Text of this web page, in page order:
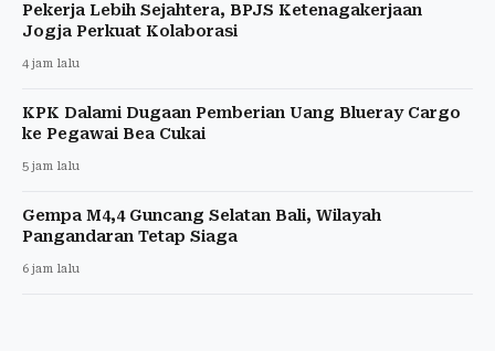
Pekerja Lebih Sejahtera, BPJS Ketenagakerjaan
Jogja Perkuat Kolaborasi
4 jam lalu
KPK Dalami Dugaan Pemberian Uang Blueray Cargo
ke Pegawai Bea Cukai
5 jam lalu
Gempa M4,4 Guncang Selatan Bali, Wilayah
Pangandaran Tetap Siaga
6 jam lalu